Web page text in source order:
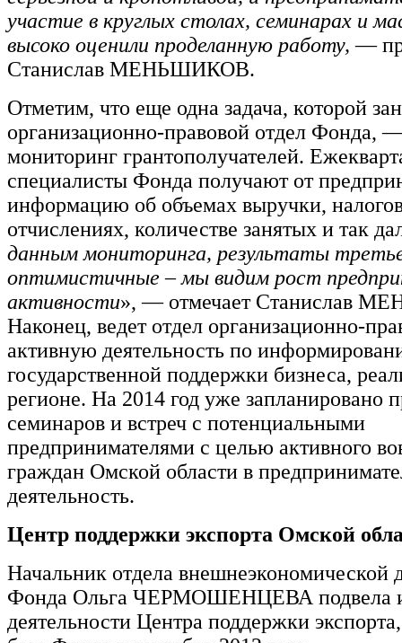
участие в круглых столах, семинарах и
высоко оценили проделанную работу, —
Станислав МЕНЬШИКОВ.
Отметим, что еще одна задача, которой
организационно-правовой отдел Фонда,
мониторинг грантополучателей.
специалисты Фонда получают от
информацию об объемах выручки,
отчислениях, количестве занятых и так
данным мониторинга, результаты
оптимистичные – мы видим рост
активности», — отмечает Станислав
Наконец, ведет отдел организационно-
активную деятельность по
государственной поддержки бизнеса,
регионе. На 2014 год уже запланировано
семинаров и встреч с потенциальными
предпринимателями с целью активного
граждан Омской области в
деятельность.
Центр поддержки экспорта Омской
Начальник отдела внешнеэкономической
Фонда Ольга ЧЕРМОШЕНЦЕВА подвела
деятельности Центра поддержки